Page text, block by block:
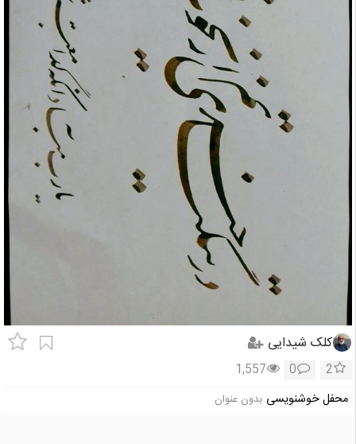
کلک شیدایی
2
0
1,557
محفل خوشنویسی بدون عنوان